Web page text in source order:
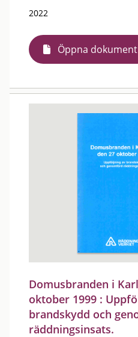
2022
Öppna dokument
Domusbranden i
oktober 1999 :
brandskydd och
räddningsinsats.